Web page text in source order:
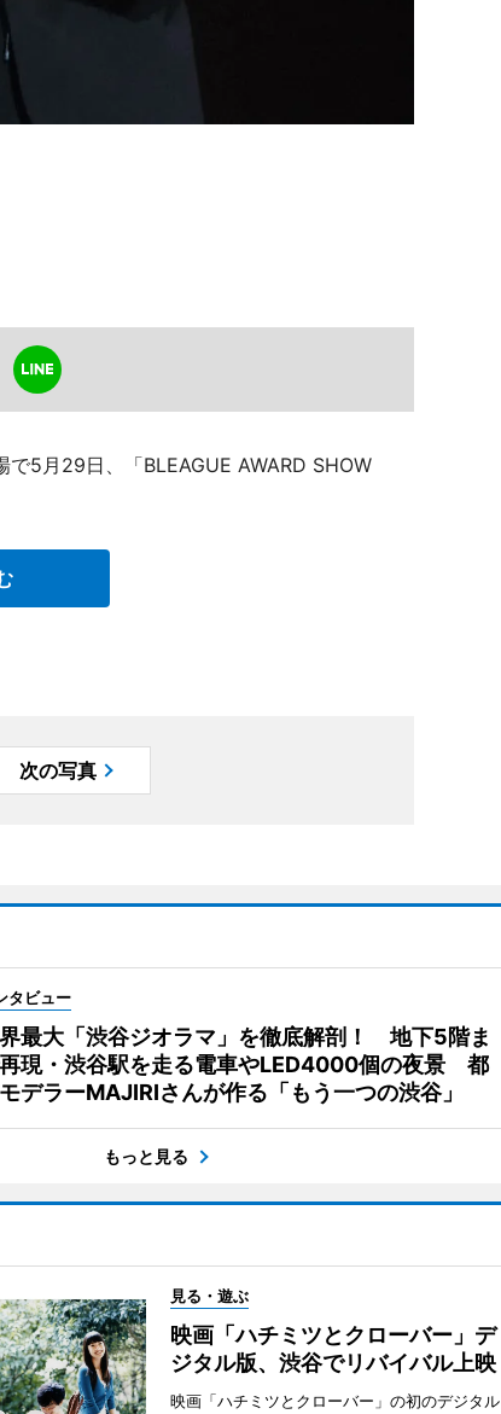
5月29日、「BLEAGUE AWARD SHOW
次の写真
タビュー
最大「渋谷ジオラマ」を徹底解剖！ 地下5階ま
現・渋谷駅を走る電車やLED4000個の夜景 都
デラーMAJIRIさんが作る「もう一つの渋谷」
もっと見る
見る・遊ぶ
映画「ハチミツとクローバー」デ
ジタル版、渋谷でリバイバル上映
映画「ハチミツとクローバー」の初のデジタル